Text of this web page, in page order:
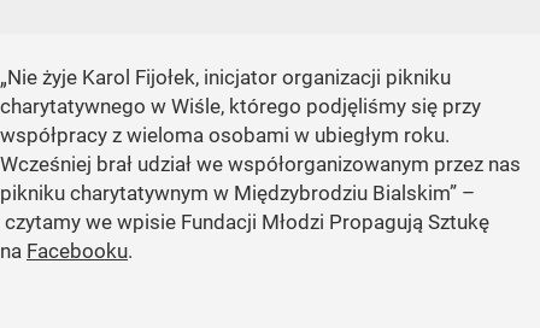
„Nie żyje Karol Fijołek, inicjator organizacji pikniku
charytatywnego w Wiśle, którego podjęliśmy się przy
współpracy z wieloma osobami w ubiegłym roku.
Wcześniej brał udział we współorganizowanym przez nas
pikniku charytatywnym w Międzybrodziu Bialskim” –
czytamy we wpisie Fundacji Młodzi Propagują Sztukę
na Facebooku.